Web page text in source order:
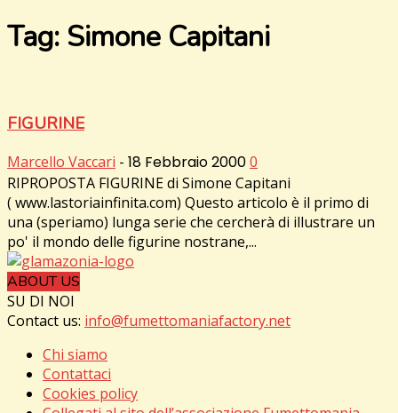
Tag: Simone Capitani
FIGURINE
Marcello Vaccari - 18 Febbraio 20000
RIPROPOSTA FIGURINE di Simone Capitani
( www.lastoriainfinita.com) Questo articolo è il primo di
una (speriamo) lunga serie che cercherà di illustrare un
po' il mondo delle figurine nostrane,...
ABOUT US
SU DI NOI
Contact us: info@fumettomaniafactory.net
Chi siamo
Contattaci
Cookies policy